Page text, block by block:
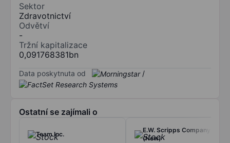
Sektor
Zdravotnictví
Odvětví
-
Tržní kapitalizace
0,091768381bn
Data poskytnuta od /
Ostatní se zajímali o
Team Inc.
E.W. Scripps Company
(New)